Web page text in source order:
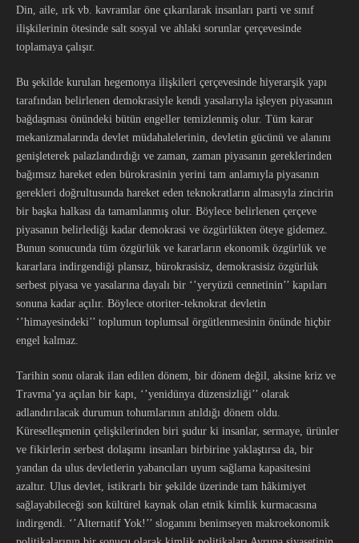
Din, aile, ırk vb. kavramlar öne çıkarılarak insanları parti ve sınıf
ilişkilerinin ötesinde salt sosyal ve ahlaki sorunlar çerçevesinde
toplamaya çalışır.
Bu şekilde kurulan hegemonya ilişkileri çerçevesinde hiyerarşik yapı
tarafından belirlenen demokrasiyle kendi yasalarıyla işleyen piyasanın
bağdaşması önündeki bütün engeller temizlenmiş olur. Tüm karar
mekanizmalarında devlet müdahalelerinin, devletin gücünü ve alanını
genişleterek palazlandırdığı ve zaman, zaman piyasanın gereklerinden
bağımsız hareket eden bürokrasinin yerini tam anlamıyla piyasanın
gerekleri doğrultusunda hareket eden teknokratların almasıyla zincirin
bir başka halkası da tamamlanmış olur. Böylece belirlenen çerçeve
piyasanın belirlediği kadar demokrasi ve özgürlükten öteye gidemez.
Bunun sonucunda tüm özgürlük ve kararların ekonomik özgürlük ve
kararlara indirgendiği plansız, bürokrasisiz, demokrasisiz özgürlük
serbest piyasa ve yasalarına dayalı bir ‘’yeryüzü cennetinin’’ kapıları
sonuna kadar açılır. Böylece otoriter-teknokrat devletin
‘’himayesindeki’’ toplumun toplumsal örgütlenmesinin önünde hiçbir
engel kalmaz.
Tarihin sonu olarak ilan edilen dönem, bir dönem değil, aksine kriz ve
Travma’ya açılan bir kapı, ‘’yenidünya düzensizliği’’ olarak
adlandırılacak durumun tohumlarının atıldığı dönem oldu.
Küreselleşmenin çelişkilerinden biri şudur ki insanlar, sermaye, ürünler
ve fikirlerin serbest dolaşımı insanları birbirine yaklaştırsa da, bir
yandan da ulus devletlerin yabancıları uyum sağlama kapasitesini
azaltır. Ulus devlet, istikrarlı bir şekilde üzerinde tam hâkimiyet
sağlayabileceği son kültürel kaynak olan etnik kimlik kurmacasına
indirgendi. ‘’Alternatif Yok!’’ sloganını benimseyen makroekonomik